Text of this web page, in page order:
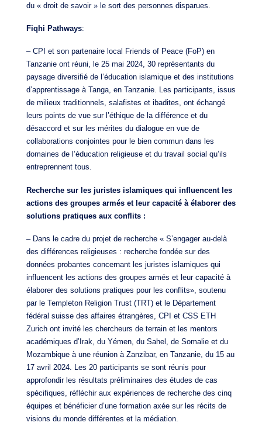
du « droit de savoir » le sort des personnes disparues.
Fiqhi Pathways:
– CPI et son partenaire local Friends of Peace (FoP) en
Tanzanie ont réuni, le 25 mai 2024, 30 représentants du
paysage diversifié de l’éducation islamique et des institutions
d’apprentissage à Tanga, en Tanzanie. Les participants, issus
de milieux traditionnels, salafistes et ibadites, ont échangé
leurs points de vue sur l’éthique de la différence et du
désaccord et sur les mérites du dialogue en vue de
collaborations conjointes pour le bien commun dans les
domaines de l’éducation religieuse et du travail social qu’ils
entreprennent tous.
Recherche sur les juristes islamiques qui influencent les
actions des groupes armés et leur capacité à élaborer des
solutions pratiques aux conflits :
– Dans le cadre du projet de recherche « S’engager au-delà
des différences religieuses : recherche fondée sur des
données probantes concernant les juristes islamiques qui
influencent les actions des groupes armés et leur capacité à
élaborer des solutions pratiques pour les conflits», soutenu
par le Templeton Religion Trust (TRT) et le Département
fédéral suisse des affaires étrangères, CPI et CSS ETH
Zurich ont invité les chercheurs de terrain et les mentors
académiques d’Irak, du Yémen, du Sahel, de Somalie et du
Mozambique à une réunion à Zanzibar, en Tanzanie, du 15 au
17 avril 2024. Les 20 participants se sont réunis pour
approfondir les résultats préliminaires des études de cas
spécifiques, réfléchir aux expériences de recherche des cinq
équipes et bénéficier d’une formation axée sur les récits de
visions du monde différentes et la médiation.